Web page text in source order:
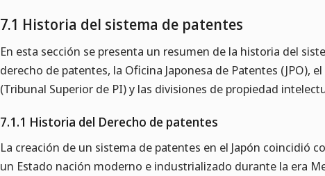
7.1 Historia del sistema de patentes
En esta sección se presenta un resumen de la historia del
derecho de patentes, la Oficina Japonesa de Patentes (JPO),
(Tribunal Superior de PI) y las divisiones de propiedad
7.1.1 Historia del Derecho de patentes
La creación de un sistema de patentes en el Japón coincidió
un Estado nación moderno e industrializado durante la era